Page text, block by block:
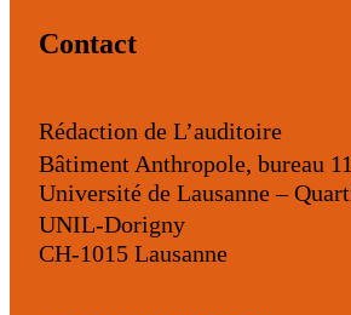
Contact
Rédaction de L’auditoire
Bâtiment Anthropole, bureau
Université de Lausanne –
UNIL-Dorigny
CH-1015 Lausanne